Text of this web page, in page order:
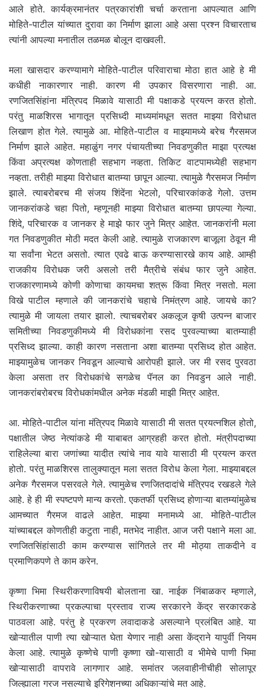
आले होते. कार्यक्रमानंतर पत्रकारांशी चर्चा करताना आपल्यात आणि
मोहिते-पाटील यांच्यात दुरावा का निर्माण झाला आहे असा प्रश्न विचारताच
त्यांनी आपल्या मनातील तळमळ बोलून दाखवली.
मला खासदार करण्यामागे मोहिते-पाटील परिवाराचा मोठा हात आहे हे मी
कधीही नाकारणार नाही. कारण मी उपकार विसरणारा नाही. आ.
रणजितसिंहांना मंत्रिपद मिळावे यासाठी मी पक्षाकडे प्रयत्न करत होतो.
परंतु माळशिरस भागातून प्रसिध्दी माध्यमांमधून सतत माझ्या विरोधात
लिखाण होत गेले. त्यामुळे आ. मोहिते-पाटील व माझ्यामध्ये बरेच गैरसमज
निर्माण झाले आहेत. महाळुंग नगर पंचायतीच्या निवडणुकीत माझा प्रत्यक्ष
किंवा अप्रत्यक्ष कोणताही सहभाग नव्हता. तिकिट वाटपामध्येही सहभाग
नव्हता. तरीही माझ्या विरोधात बातम्या छापून आल्या. त्यामुळे गैरसमज निर्माण
झाले. त्याबरोबरच मी संजय शिंदेंना भेटलो, परिचारकांकडे गेलो. उत्तम
जानकरांकडे चहा पितो, म्हणूनही माझ्या विरोधात बातम्या छापल्या गेल्या.
शिंदे, परिचारक व जानकर हे माझे फार जुने मित्र आहेत. जानकरांनी मला
गत निवडणुकीत मोठी मदत केली आहे. त्यामुळे राजकारण बाजूला ठेवून मी
या सर्वांना भेटत असतो. त्यात एवढे बाऊ करण्यासारखे काय आहे. आम्ही
राजकीय विरोधक जरी असलो तरी मैत्रीचे संबंध फार जुने आहेत.
राजकारणामध्ये कोणी कोणाचा कायमचा शत्रू किंवा मित्र नसतो. मला
विखे पाटील म्हणाले की जानकरांचे चहाचे निमंत्रण आहे. जायचे का?
त्यामुळे मी जायला तयार झालो. त्याचबरोबर अकलूज कृषी उत्पन्न बाजार
समितीच्या निवडणुकीमध्ये मी विरोधकांना रसद पुरवल्याच्या बातम्याही
प्रसिध्द झाल्या. काही कारण नसताना अशा बातम्या प्रसिध्द होत आहेत.
माझ्यामुळेच जानकर निवडून आल्याचे आरोपही झाले. जर मी रसद पुरवठा
केला असता तर विरोधकांचे सगळेच पॅनल का निवडुन आले नाही.
जानकरांबरोबरच विरोधकांमधील अनेक मंडळी माझी मित्र आहेत.
आ. मोहिते-पाटील यांना मंत्रिपद मिळावे यासाठी मी सतत प्रयत्नशिल होतो,
पक्षातील जेष्ठ नेत्यांकडे मी याबाबत आग्रहही करत होतो. मंत्रीपदाच्या
राहिलेल्या बारा जणांच्या यादीत त्यांचे नाव यावे यासाठी मी प्रयत्न करत
होतो. परंतु माळशिरस तालुक्यातून मला सतत विरोध केला गेला. माझ्याबद्दल
अनेक गैरसमज पसरवले गेले. त्यामुळेच रणजितदादांचे मंत्रिपद रखडले गेले
आहे. हे ही मी स्पष्टपणे मान्य करतो. एकतर्फी प्रसिध्द होणाऱ्या बातम्यांमुळेच
आमच्यात गैरमज वाढले आहेत. माझ्या मनामध्ये आ. मोहिते-पाटील
यांच्याबद्दल कोणतीही कटुता नाही, मतभेद नाहीत. आज जरी पक्षाने मला आ.
रणजितसिंहांसाठी काम करण्यास सांगितले तर मी मोठ्या ताकदीने व
प्रमाणिकपणे ते काम करेन.
कृष्णा भिमा स्थिरीकरणाविषयी बोलताना खा. नाईक निंबाळकर म्हणाले,
स्थिरीकरणाच्या प्रकल्पाचा प्रस्ताव राज्य सरकारने केंद्र सरकारकडे
पाठवला आहे. परंतु हे प्रकरण लवादाकडे असल्याने प्रलंबित आहे. या
खोऱ्यातील पाणी त्या खोऱ्यात घेता येणार नाही असा केंद्राने यापुर्वी नियम
केला आहे. त्यामुळे कृष्णेचे पाणी कृष्णा खो-यासाठी व भीमेचे पाणी भिमा
खोऱ्यासाठी वापरावे लागणार आहे. समांतर जलवाहीनीचीही सोलापूर
जिल्ह्याला गरज नसल्याचे इरिगेशनच्या अधिकाऱ्यांचे मत आहे.